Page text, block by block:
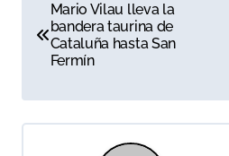
a
e
Mario Vilau lleva la
bandera taurina de
Cataluña hasta San
Fermín